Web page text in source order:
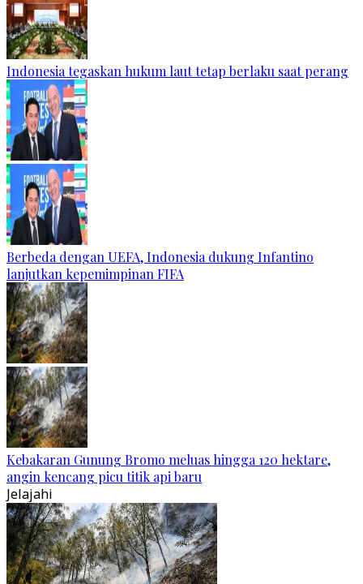
Indonesia tegaskan hukum laut tetap berlaku saat perang
Berbeda dengan UEFA, Indonesia dukung Infantino
lanjutkan kepemimpinan FIFA
Kebakaran Gunung Bromo meluas hingga 120 hektare,
angin kencang picu titik api baru
Jelajahi